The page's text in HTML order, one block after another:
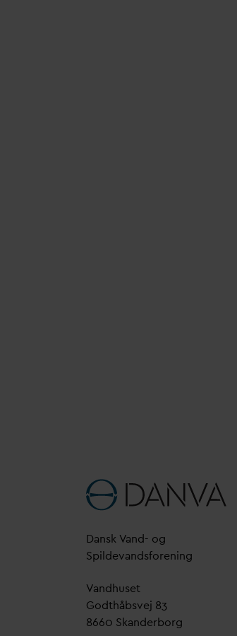
Dansk Vand- og
Spildevandsforening
Vandhuset
Godthåbsvej 83
8660 Skanderborg